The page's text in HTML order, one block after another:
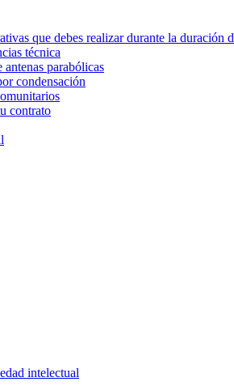
que debes realizar durante la duración
técnica
antenas parabólicas
condensación
contrato
intelectual